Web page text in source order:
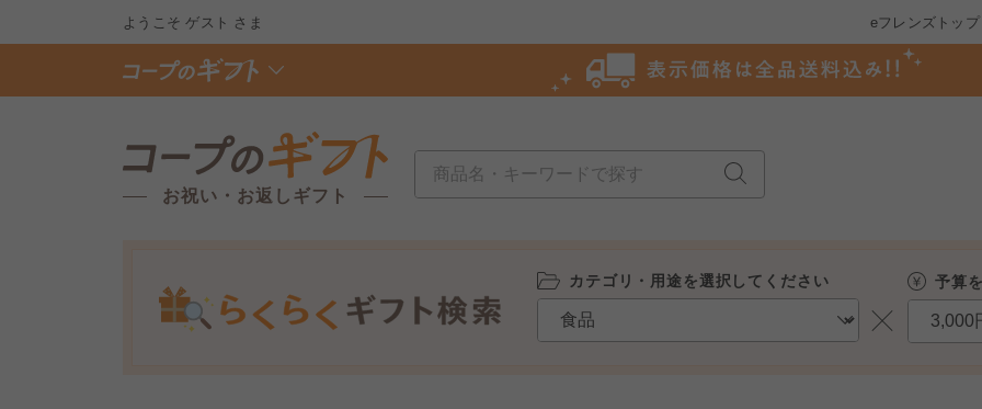
ようこそゲスト さま eフレンズトップ
お祝い・お返しギフト
カテゴリ・用途を選択してください 予算